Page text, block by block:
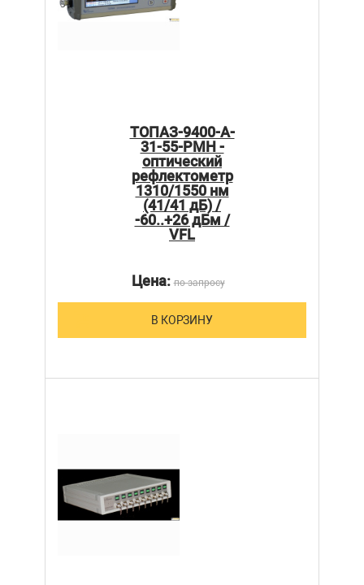
ТОПАЗ-9400-A-
31-55-PMH -
оптический
рефлектометр
1310/1550 нм
(41/41 дБ) /
-60..+26 дБм /
VFL
Цена:по запросу
В КОРЗИНУ